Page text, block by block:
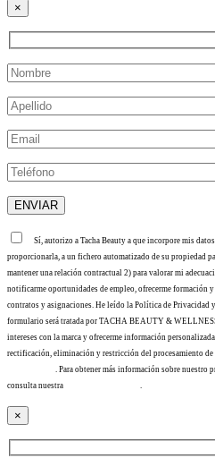
×
Sí, autorizo a Tacha Beauty a que incorpore mis
proporcionarla, a un fichero automatizado de su propiedad
mantener una relación contractual 2) para valorar mi
notificarme oportunidades de empleo, ofrecerme formación
contratos y asignaciones. He leído la Política de Privacidad
formulario será tratada por TACHA BEAUTY &
intereses con la marca y ofrecerme información
rectificación, eliminación y restricción del procesamiento
. Para obtener más información sobre nuestro
consulta nuestra
×